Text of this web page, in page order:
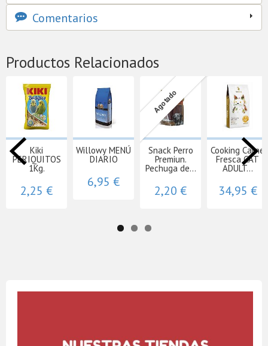
Comentarios
Productos Relacionados
Kiki
PERIQUITOS
1Kg.
2,25 €
Willowy MENÚ
DIARIO
6,95 €
Agotado
Snack Perro
Premiun.
Pechuga de...
2,20 €
Cooking Carne
Fresca CAT
ADULT...
34,95 €